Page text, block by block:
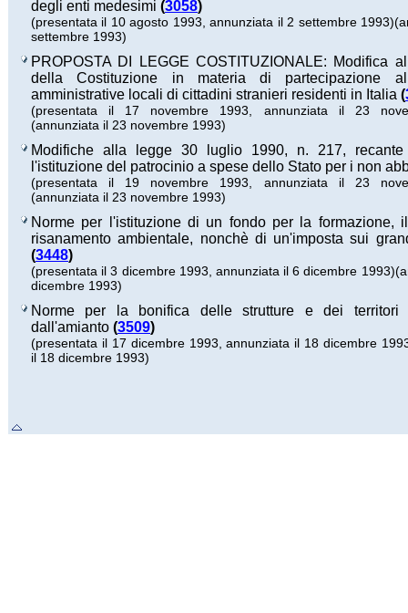
degli enti medesimi (3058)
(presentata il 10 agosto 1993, annunziata il 2 settembre 1993)
settembre 1993)
PROPOSTA DI LEGGE COSTITUZIONALE: Modifica
della Costituzione in materia di partecipazione
amministrative locali di cittadini stranieri residenti in Italia (
(presentata il 17 novembre 1993, annunziata il 23
(annunziata il 23 novembre 1993)
Modifiche alla legge 30 luglio 1990, n. 217,
l'istituzione del patrocinio a spese dello Stato per i non
(presentata il 19 novembre 1993, annunziata il 23
(annunziata il 23 novembre 1993)
Norme per l'istituzione di un fondo per la formazione,
risanamento ambientale, nonchè di un'imposta sui
(3448)
(presentata il 3 dicembre 1993, annunziata il 6 dicembre 1993)
dicembre 1993)
Norme per la bonifica delle strutture e dei territori
dall'amianto (3509)
(presentata il 17 dicembre 1993, annunziata il 18 dicembre
il 18 dicembre 1993)